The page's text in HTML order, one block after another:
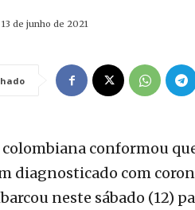
13 de junho de 2021
colombiana conformou
diagnosticado com
neste sábado (12)